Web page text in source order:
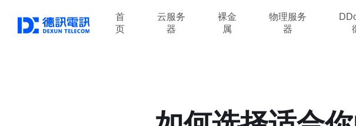
首
页
云服务
器
裸金
属
物理服务
器